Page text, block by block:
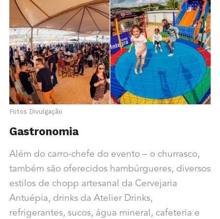
Fotos Divulgação
Gastronomia
Além do carro-chefe do evento – o churrasco,
também são oferecidos hambúrgueres, diversos
estilos de chopp artesanal da Cervejaria
Antuépia, drinks da Atelier Drinks,
refrigerantes, sucos, água mineral, cafeteria e